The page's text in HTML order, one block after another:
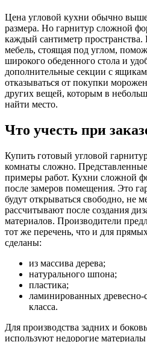
Цена угловой кухни обычно
размера. Но гарнитур сложной
каждый сантиметр пространства.
мебель, стоящая под углом,
широкого обеденного стола и
дополнительные секции с
отказываться от покупки
других вещей, которым в
найти место.
Что учесть при
Купить готовый угловой
комнаты сложно.
примеры работ. Кухни сложной
после замеров помещения. Это
будут открываться свободно, не
рассчитывают после создания
материалов. Производители
тот же перечень, что и для
сделаны:
из массива дерева;
натурального шпона;
пластика;
ламинированных древесно-
класса.
Для производства задних и
используют недорогие